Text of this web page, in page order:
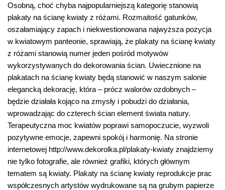
Osobną, choć chyba najpopularniejszą kategorię stanowią
plakaty na ścianę kwiaty z różami. Rozmaitość gatunków,
oszałamiający zapach i niekwestionowana najwyższa pozycja
w kwiatowym panteonie, sprawiają, że plakaty na ścianę kwiaty
z różami stanowią numer jeden pośród motywów
wykorzystywanych do dekorowania ścian. Uwiecznione na
plakatach na ścianę kwiaty będą stanowić w naszym salonie
elegancką dekorację, która – prócz walorów ozdobnych –
będzie działała kojąco na zmysły i pobudzi do działania,
wprowadzając do czterech ścian element świata natury.
Terapeutyczna moc kwiatów poprawi samopoczucie, wyzwoli
pozytywne emocje, zapewni spokój i harmonię. Na stronie
internetowej http://www.dekorolka.pl/plakaty-kwiaty znajdziemy
nie tylko fotografie, ale również grafiki, których głównym
tematem są kwiaty. Plakaty na ścianę kwiaty reprodukcje prac
współczesnych artystów wydrukowane są na grubym papierze